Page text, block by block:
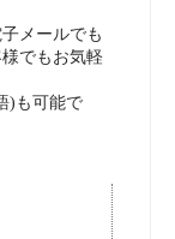
メールでも
でもお気軽
)も可能で